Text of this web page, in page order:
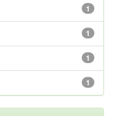
1
1
1
1